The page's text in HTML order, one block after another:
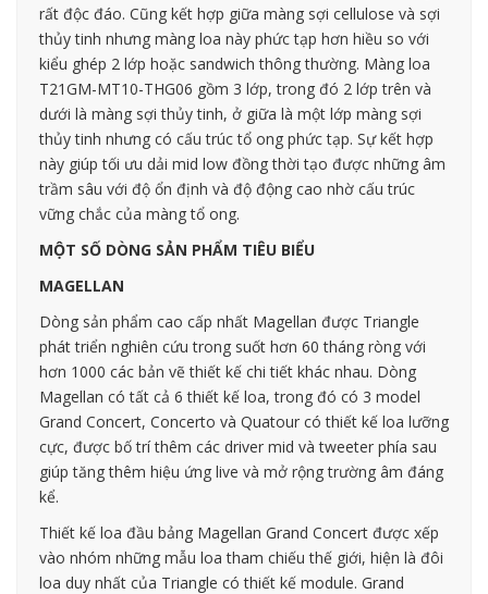
rất độc đáo. Cũng kết hợp giữa màng sợi cellulose và sợi
thủy tinh nhưng màng loa này phức tạp hơn hiều so với
kiểu ghép 2 lớp hoặc sandwich thông thường. Màng loa
T21GM-MT10-THG06 gồm 3 lớp, trong đó 2 lớp trên và
dưới là màng sợi thủy tinh, ở giữa là một lớp màng sợi
thủy tinh nhưng có cấu trúc tổ ong phức tạp. Sự kết hợp
này giúp tối ưu dải mid low đồng thời tạo được những âm
trầm sâu với độ ổn định và độ động cao nhờ cấu trúc
vững chắc của màng tổ ong.
MỘT SỐ DÒNG SẢN PHẨM TIÊU BIỂU
MAGELLAN
Dòng sản phẩm cao cấp nhất Magellan được Triangle
phát triển nghiên cứu trong suốt hơn 60 tháng ròng với
hơn 1000 các bản vẽ thiết kế chi tiết khác nhau. Dòng
Magellan có tất cả 6 thiết kế loa, trong đó có 3 model
Grand Concert, Concerto và Quatour có thiết kế loa lưỡng
cực, được bố trí thêm các driver mid và tweeter phía sau
giúp tăng thêm hiệu ứng live và mở rộng trường âm đáng
kể.
Thiết kế loa đầu bảng Magellan Grand Concert được xếp
vào nhóm những mẫu loa tham chiếu thế giới, hiện là đôi
loa duy nhất của Triangle có thiết kế module. Grand